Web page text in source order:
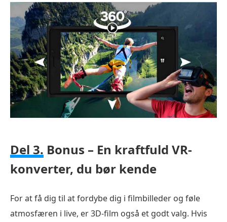
Del 3. Bonus – En kraftfuld VR-
konverter, du bør kende
For at få dig til at fordybe dig i filmbilleder og føle
atmosfæren i live, er 3D-film også et godt valg. Hvis